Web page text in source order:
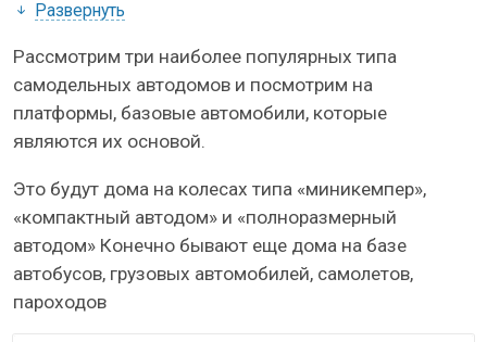
Развернуть
Рассмотрим три наиболее популярных типа
самодельных автодомов и посмотрим на
платформы, базовые автомобили, которые
являются их основой.
Это будут дома на колесах типа «миникемпер»,
«компактный автодом» и «полноразмерный
автодом» Конечно бывают еще дома на базе
автобусов, грузовых автомобилей, самолетов,
пароходов